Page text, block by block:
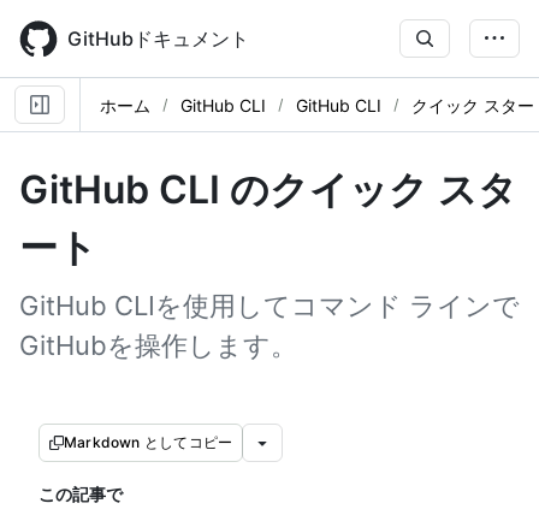
main
content
GitHubドキュメント
ホーム GitHub CLI GitHub CLI クイック スター
GitHub CLI のクイック スタ
ート
GitHub CLIを使用してコマンド ラインで
GitHubを操作します。
Markdown としてコピー
この記事で